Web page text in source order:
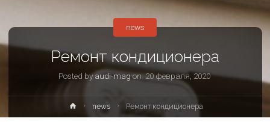
Ремонт кондиционера
Posted byaudi-mag on 20 февраля, 2020
news
news Ремонт кондиционера